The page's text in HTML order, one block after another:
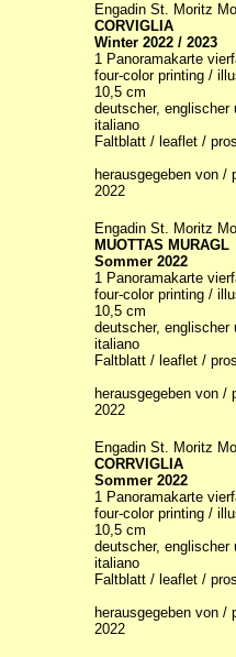
Engadin St. Moritz
CORVIGLIA
Winter 2022 / 2023
1 Panoramakarte
four-color printing /
10,5 cm
deutscher,
italiano
Faltblatt / leaflet /
herausgegeben von
2022
Engadin St. Moritz
MUOTTAS MURAGL
Sommer 2022
1 Panoramakarte
four-color printing /
10,5 cm
deutscher,
italiano
Faltblatt / leaflet /
herausgegeben von
2022
Engadin St. Moritz
CORRVIGLIA
Sommer 2022
1 Panoramakarte
four-color printing /
10,5 cm
deutscher,
italiano
Faltblatt / leaflet /
herausgegeben von
2022